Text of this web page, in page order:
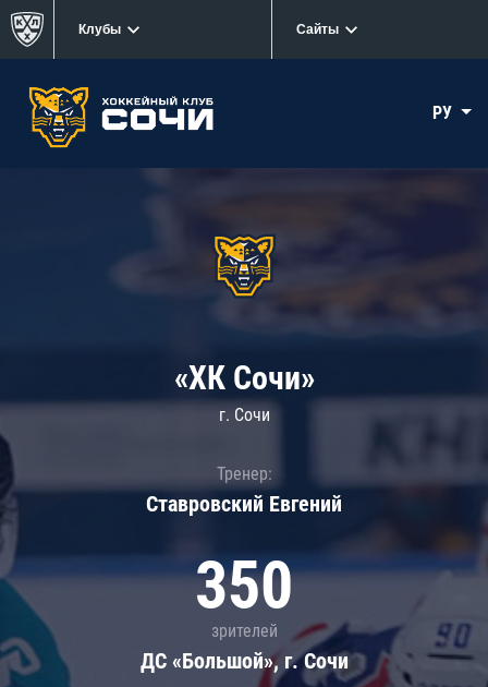
Клубы Сайты
РУ
«ХК Сочи»
г. Сочи
Тренер:
Ставровский Евгений
350
зрителей
ДС «Большой», г. Сочи